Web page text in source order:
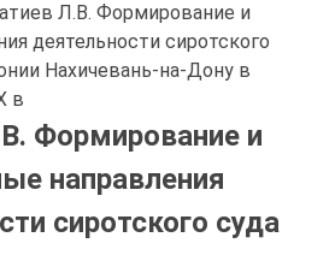
Л.В. Формирование и
деятельности сиротского
Нахичевань-на-Дону в
в
Формирование и
направления
сиротского суда